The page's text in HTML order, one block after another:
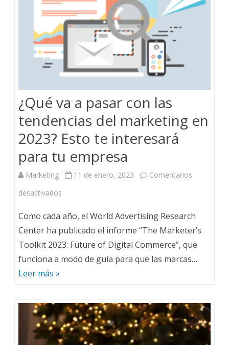
¿Qué va a pasar con las
tendencias del marketing en
2023? Esto te interesará
para tu empresa
Marketing 11 de enero, 2023
Comentarios
desactivados
Como cada año, el World Advertising Research
Center ha publicado el informe “The Marketer’s
Toolkit 2023: Future of Digital Commerce”, que
funciona a modo de guía para que las marcas…
Leer más »